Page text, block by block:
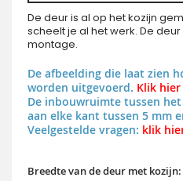
De deur is al op het kozijn
scheelt je al het werk. De
montage.
De afbeelding die laat zien
worden uitgevoerd. Klik hier
De inbouwruimte tussen
aan elke kant tussen 5 mm
Veelgestelde vragen: klik
Breedte van de deur met kozijn: